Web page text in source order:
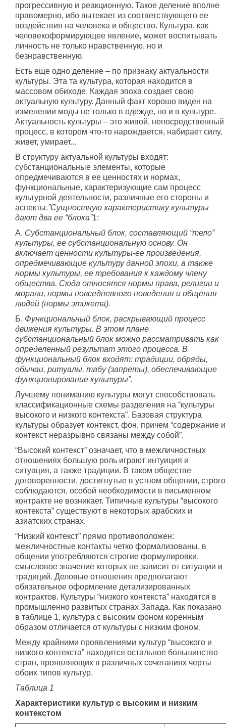
прогрессивную и реакционную. Такое деление вполне
правомерно, ибо вытекает из соответствующего ее
воздействия на человека и общество. Культура, как
человекоформирующее явление, может воспитывать
личность не только нравственную, но и
безнравственную.
Есть еще одно деление – по признаку актуальности
культуры. Эта та культура, которая находится в
массовом обиходе. Каждая эпоха создает свою
актуальную культуру. Данный факт хорошо виден на
изменении моды не только в одежде, но и в культуре.
Актуальность культуры – это живой, непосредственный
процесс, в котором что-то нарождается, набирает силу,
живет, умирает...
В структуру актуальной культуры входят:
субстанциональные элементы, которые
опредмечиваются в ее ценностях и нормах,
функциональные, характеризующие сам процесс
культурной деятельности, различные его стороны и
аспекты.”Сущностную характеристику культуры
дают два ее “блока”1:
А. Субстанциональный блок, составляющий “тело”
культуры, ее субстанциональную основу. Он
включает ценности культуры-ее произведения,
опредмечивающие культуру данной эпохи, а также
нормы культуры, ее требования к каждому члену
общества. Сюда относятся нормы права, религии и
морали, нормы повседневного поведения и общения
людей (нормы этикета).
Б. Функциональный блок, раскрывающий процесс
движения культуры. В этом плане
субстанциональный блок можно рассматривать как
определенный результат этого процесса. В
функциональный блок входят: традиции, обряды,
обычаи, ритуалы, табу (запреты), обеспечивающие
функционирование культуры”.
Лучшему пониманию культуры могут способствовать
классификационные схемы разделения на “культуры
высокого и низкого контекста”. Базовая структура
культуры образует контекст, фон, причем “содержание и
контекст неразрывно связаны между собой”.
“Высокий контекст” означает, что в межличностных
отношениях большую роль играют интуиция и
ситуация, а также традиции. В таком обществе
договоренности, достигнутые в устном общении, строго
соблюдаются, особой необходимости в письменном
контракте не возникает. Типичные культуры “высокого
контекста” существуют в некоторых арабских и
азиатских странах.
“Низкий контекст” прямо противоположен:
межличностные контакты четко формализованы, в
общении употребляются строгие формулировки,
смысловое значение которых не зависит от ситуации и
традиций. Деловые отношения предполагают
обязательное оформление детализированных
контрактов. Культуры “низкого контекста” находятся в
промышленно развитых странах Запада. Как показано
в таблице 1, культура с высоким фоном коренным
образом отличается от культуры с низким фоном.
Между крайними проявлениями культур “высокого и
низкого контекста” находится остальное большинство
стран, проявляющих в различных сочетаниях черты
обоих типов культур.
Таблица 1
Характеристики культур с высоким и низким
контекстом